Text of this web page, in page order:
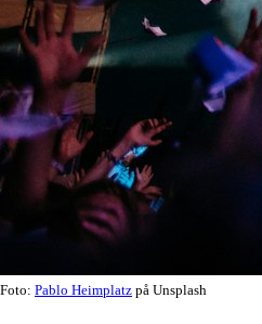
Foto: Pablo Heimplatz på Unsplash